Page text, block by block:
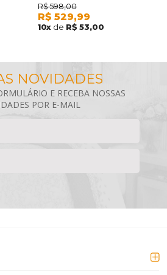
KACYUMARA SATINEE BALL
ROSÈ 4PÇS 300 FIOS
R$ 598,00
R$ 529,99
10x de R$ 53,00